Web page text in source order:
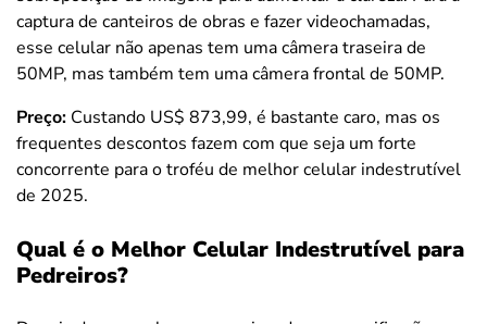
captura de canteiros de obras e fazer videochamadas,
esse celular não apenas tem uma câmera traseira de
50MP, mas também tem uma câmera frontal de 50MP.
Preço: Custando US$ 873,99, é bastante caro, mas os
frequentes descontos fazem com que seja um forte
concorrente para o troféu de melhor celular indestrutível
de 2025.
Qual é o Melhor Celular Indestrutível para
Pedreiros?